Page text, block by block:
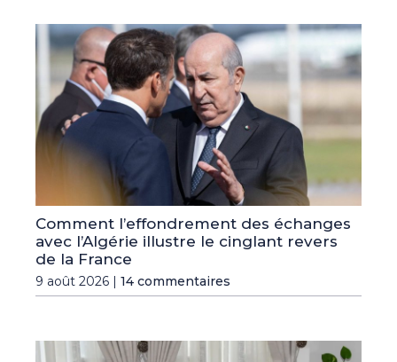
Comment l’effondrement des échanges
avec l’Algérie illustre le cinglant revers
de la France
9 août 2026 | 14 commentaires